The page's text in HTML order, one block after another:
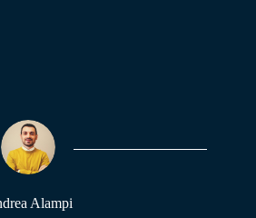
Alampi